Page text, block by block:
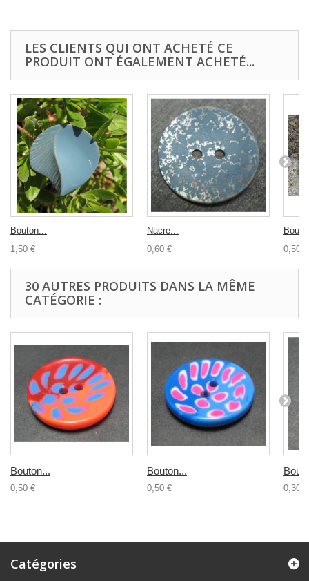
LES CLIENTS QUI ONT ACHETÉ CE
PRODUIT ONT ÉGALEMENT ACHETÉ...
Bouton...
1,50 €
Nacre...
0,60 €
0,50 €
30 AUTRES PRODUITS DANS LA MÊME
CATÉGORIE :
Bouton...
0,50 €
Bouton...
0,50 € 0,30 €
Catégories